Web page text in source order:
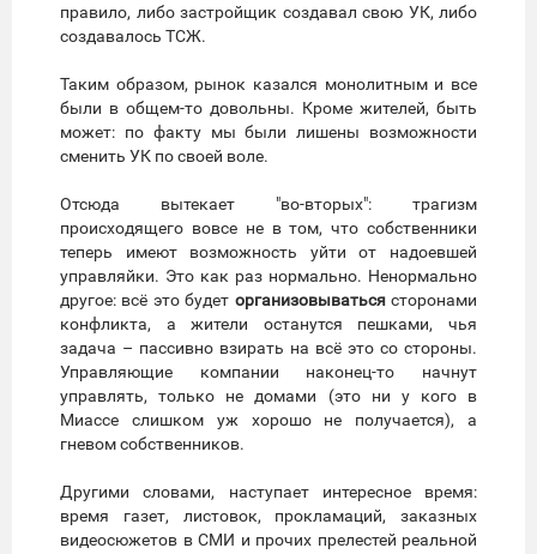
правило, либо застройщик создавал свою УК, либо
создавалось ТСЖ.
Таким образом, рынок казался монолитным и все
были в общем-то довольны. Кроме жителей, быть
может: по факту мы были лишены возможности
сменить УК по своей воле.
Отсюда вытекает "во-вторых": трагизм
происходящего вовсе не в том, что собственники
теперь имеют возможность уйти от надоевшей
управляйки. Это как раз нормально. Ненормально
другое: всё это будет организовыватьсясторонами
конфликта, а жители останутся пешками, чья
задача – пассивно взирать на всё это со стороны.
Управляющие компании наконец-то начнут
управлять, только не домами (это ни у кого в
Миассе слишком уж хорошо не получается), а
гневом собственников.
Другими словами, наступает интересное время:
время газет, листовок, прокламаций, заказных
видеосюжетов в СМИ и прочих прелестей реальной